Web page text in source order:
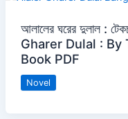
আলালের ঘরের দুলাল :
Gharer Dulal : By
Book PDF
Novel